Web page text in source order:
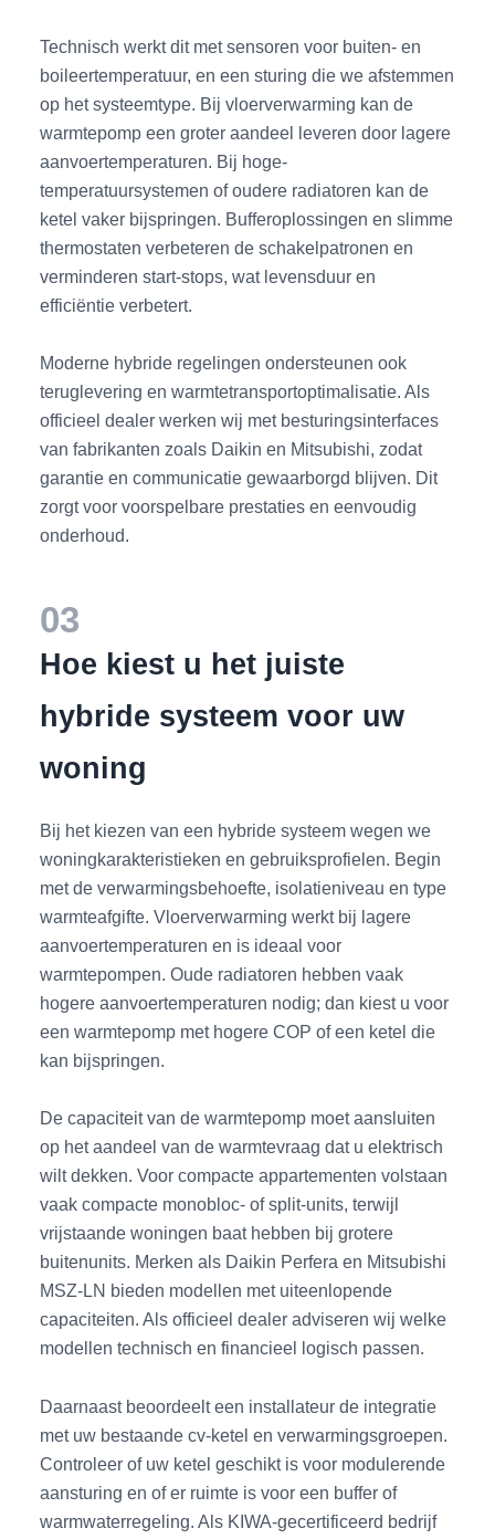
Technisch werkt dit met sensoren voor buiten- en
boileertemperatuur, en een sturing die we afstemmen
op het systeemtype. Bij vloerverwarming kan de
warmtepomp een groter aandeel leveren door lagere
aanvoertemperaturen. Bij hoge-
temperatuursystemen of oudere radiatoren kan de
ketel vaker bijspringen. Bufferoplossingen en slimme
thermostaten verbeteren de schakelpatronen en
verminderen start-stops, wat levensduur en
efficiëntie verbetert.
Moderne hybride regelingen ondersteunen ook
teruglevering en warmtetransportoptimalisatie. Als
officieel dealer werken wij met besturingsinterfaces
van fabrikanten zoals Daikin en Mitsubishi, zodat
garantie en communicatie gewaarborgd blijven. Dit
zorgt voor voorspelbare prestaties en eenvoudig
onderhoud.
03
Hoe kiest u het juiste
hybride systeem voor uw
woning
Bij het kiezen van een hybride systeem wegen we
woningkarakteristieken en gebruiksprofielen. Begin
met de verwarmingsbehoefte, isolatieniveau en type
warmteafgifte. Vloerverwarming werkt bij lagere
aanvoertemperaturen en is ideaal voor
warmtepompen. Oude radiatoren hebben vaak
hogere aanvoertemperaturen nodig; dan kiest u voor
een warmtepomp met hogere COP of een ketel die
kan bijspringen.
De capaciteit van de warmtepomp moet aansluiten
op het aandeel van de warmtevraag dat u elektrisch
wilt dekken. Voor compacte appartementen volstaan
vaak compacte monobloc- of split-units, terwijl
vrijstaande woningen baat hebben bij grotere
buitenunits. Merken als Daikin Perfera en Mitsubishi
MSZ-LN bieden modellen met uiteenlopende
capaciteiten. Als officieel dealer adviseren wij welke
modellen technisch en financieel logisch passen.
Daarnaast beoordeelt een installateur de integratie
met uw bestaande cv-ketel en verwarmingsgroepen.
Controleer of uw ketel geschikt is voor modulerende
aansturing en of er ruimte is voor een buffer of
warmwaterregeling. Als KIWA-gecertificeerd bedrijf